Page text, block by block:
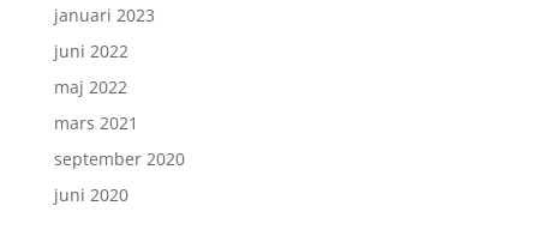
januari 2023
juni 2022
maj 2022
mars 2021
september 2020
juni 2020